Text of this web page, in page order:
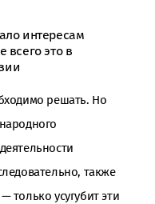
интересам
всего это в
решать. Но
также
усугубит эти